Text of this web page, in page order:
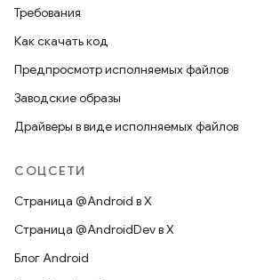
Требования
Как скачать код
Предпросмотр исполняемых файлов
Заводские образы
Драйверы в виде исполняемых файлов
СОЦСЕТИ
Страница @Android в X
Страница @AndroidDev в X
Блог Android